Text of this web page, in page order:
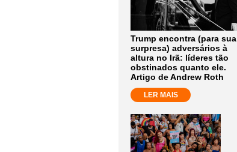
Trump encontra (para sua
surpresa) adversários à
altura no Irã: líderes tão
obstinados quanto ele.
Artigo de Andrew Roth
LER MAIS